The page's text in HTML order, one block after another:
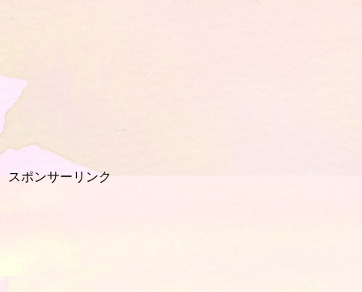
スポンサーリンク